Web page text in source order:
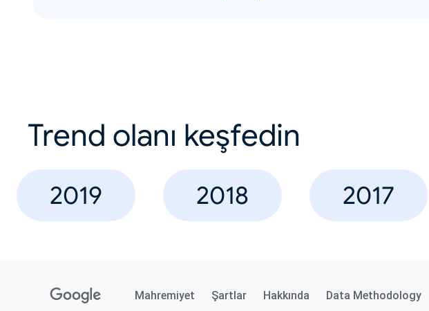
Trend olanı keşfedin
2019 2018 2017
Mahremiyet Şartlar Hakkında Data Methodology